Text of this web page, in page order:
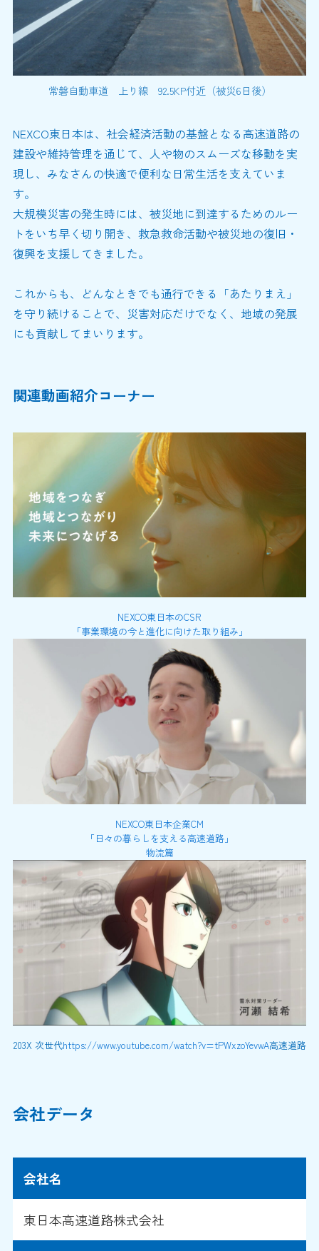
常磐自動車道 上り線 92.5KP付近（被災6日後）
NEXCO東日本は、社会経済活動の基盤となる高速道路の
建設や維持管理を通じて、人や物のスムーズな移動を実
現し、みなさんの快適で便利な日常生活を支えていま
す。
大規模災害の発生時には、被災地に到達するためのルー
トをいち早く切り開き、救急救命活動や被災地の復旧・
復興を支援してきました。
これからも、どんなときでも通行できる「あたりまえ」
を守り続けることで、災害対応だけでなく、地域の発展
にも貢献してまいります。
関連動画紹介コーナー
NEXCO東日本のCSR
「事業環境の今と進化に向けた取り組み」
NEXCO東日本企業CM
「日々の暮らしを支える高速道路」
物流篇
203X 次世代https://www.youtube.com/watch?v=tPWxzoYevwA高速道路
会社データ
会社名
東日本高速道路株式会社